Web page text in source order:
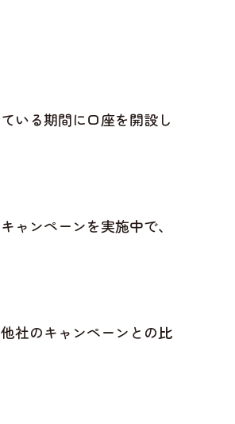
いる期間に口座を開設し
ャンペーンを実施中で、
社のキャンペーンとの比